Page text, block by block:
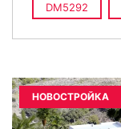
DM5292
НОВОСТРОЙКА